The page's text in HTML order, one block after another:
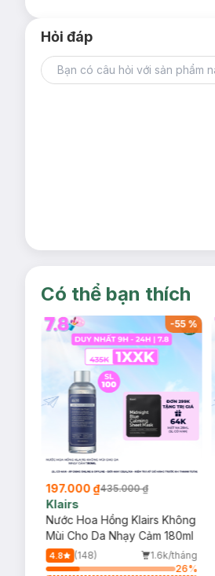
Hỏi đáp
Có thể bạn thích
-55%
197.000 ₫435.000 ₫
Klairs
Nước Hoa Hồng Klairs Không
Mùi Cho Da Nhạy Cảm 180ml
4.8 (148)
1.6k/tháng
26%